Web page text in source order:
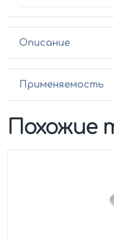
Описание
Применяемость
Похожие